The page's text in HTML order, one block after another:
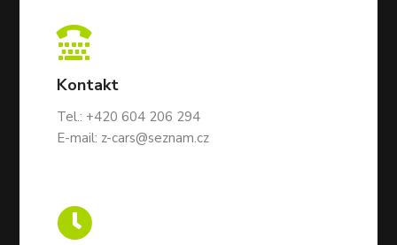

Kontakt
Tel.: +420 604 206 294
E-mail: z-cars@seznam.cz
